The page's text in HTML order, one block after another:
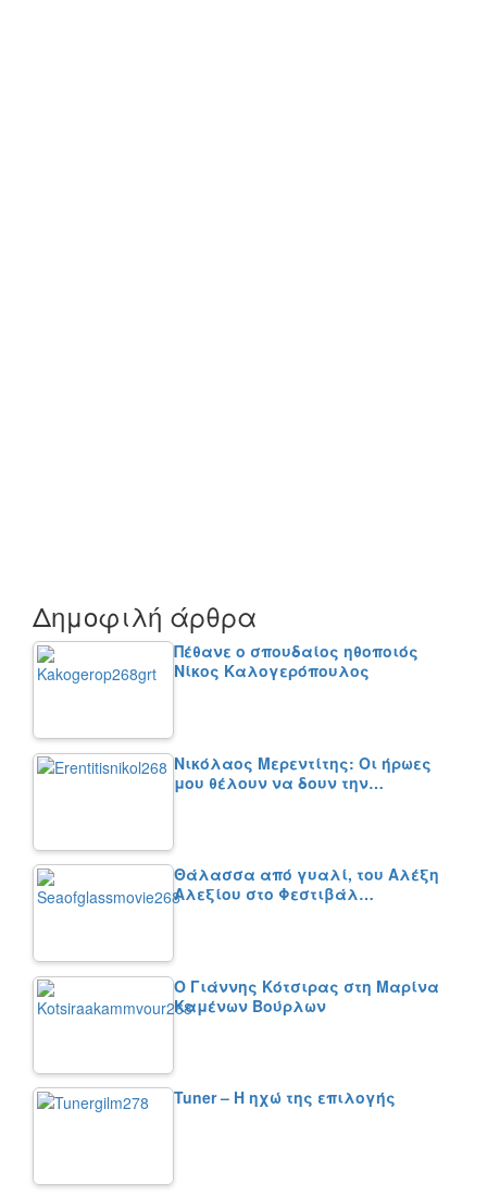
Δημοφιλή άρθρα
Πέθανε ο σπουδαίος ηθοποιός
Νίκος Καλογερόπουλος
Νικόλαος Μερεντίτης: Οι ήρωες
μου θέλουν να δουν την…
Θάλασσα από γυαλί, του Αλέξη
Αλεξίου στο Φεστιβάλ…
Ο Γιάννης Κότσιρας στη Μαρίνα
Καμένων Βούρλων
Tuner – Η ηχώ της επιλογής